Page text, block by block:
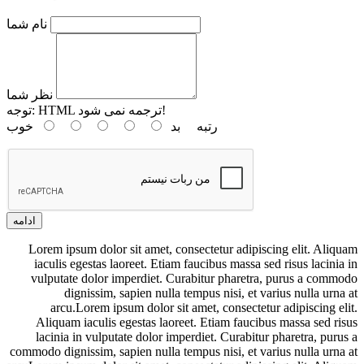
نام شما
نظر شما
توجه:
HTML ترجمه نمی شود!
رتبه بد خوب
ادامه
Lorem ipsum dolor sit amet, consectetur adipiscing elit. Aliquam
iaculis egestas laoreet. Etiam faucibus massa sed risus lacinia in
vulputate dolor imperdiet. Curabitur pharetra, purus a commodo
dignissim, sapien nulla tempus nisi, et varius nulla urna at
arcu.Lorem ipsum dolor sit amet, consectetur adipiscing elit.
Aliquam iaculis egestas laoreet. Etiam faucibus massa sed risus
lacinia in vulputate dolor imperdiet. Curabitur pharetra, purus a
commodo dignissim, sapien nulla tempus nisi, et varius nulla urna at